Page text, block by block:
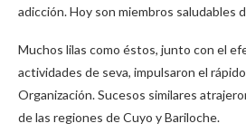
adicción. Hoy son miembros saludables
Muchos lilas como éstos, junto con el
actividades de seva, impulsaron el
Organización. Sucesos similares
de las regiones de Cuyo y Bariloche.